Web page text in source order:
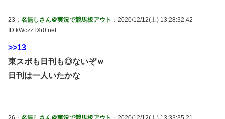
23： 名無しさん＠実況で競馬板アウト ：2020/12/12(土) 13:28:32.42
ID:kWczzTXr0.net
>>13
東スポも日刊も◎ないぞｗ
日刊は一人いたかな